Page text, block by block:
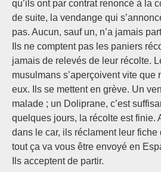
qu’ils ont par contrat renoncé à la
de suite, la vendange qui
pas. Aucun, sauf un, n’a jamais
Ils ne comptent pas les paniers
jamais de relevés de leur récolte.
musulmans s’aperçoivent vite que
eux. Ils se mettent en grève. Un
malade ; un Doliprane, c’est
quelques jours, la récolte est finie.
dans le car, ils réclament leur fiche
tout ça va vous être envoyé en
Ils acceptent de partir.